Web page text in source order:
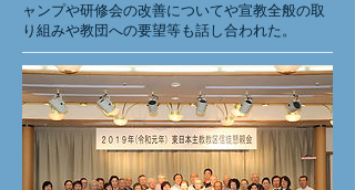
ャンプや研修会の改善についてや宣教全般の取
り組みや教団への要望等も話し合われた。